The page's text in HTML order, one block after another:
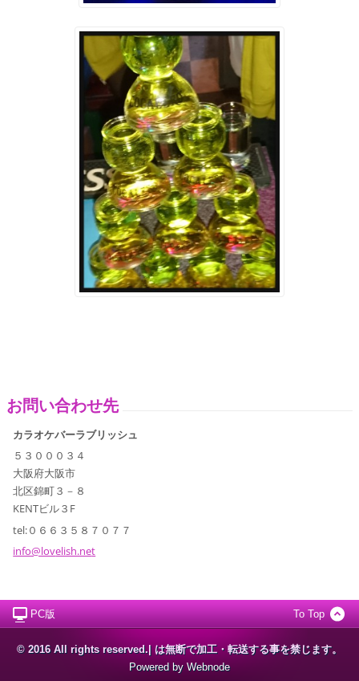
お問い合わせ先
カラオケバーラブリッシュ
５３０００３４
大阪府大阪市
北区錦町３－８
KENTビル３F
tel:０６６３５８７０７７
info@lovelish.net
PC版 To Top
© 2016 All rights reserved.| は無断で加工・転送する事を禁じます。
Powered by Webnode